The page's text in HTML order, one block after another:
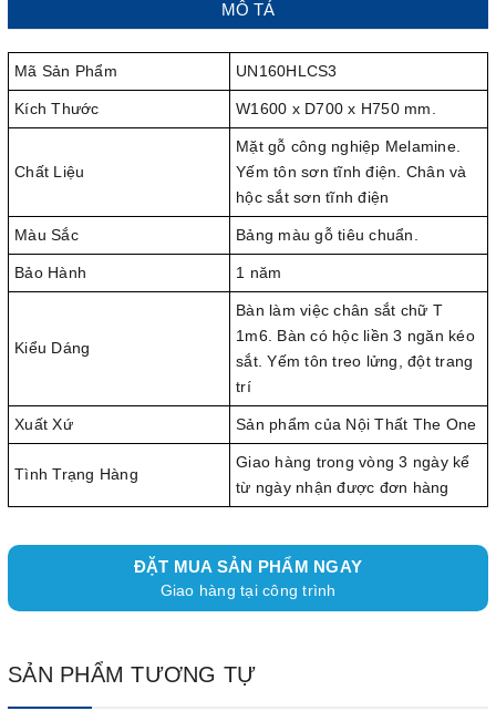
MÔ TẢ
Mã Sản Phẩm UN160HLCS3
Kích Thước W1600 x D700 x H750 mm.
Chất Liệu
Mặt gỗ công nghiệp Melamine.
Yếm tôn sơn tĩnh điện. Chân và
hộc sắt sơn tĩnh điện
Màu Sắc Bảng màu gỗ tiêu chuẩn.
Bảo Hành 1 năm
Kiểu Dáng
Bàn làm việc chân sắt chữ T
1m6. Bàn có hộc liền 3 ngăn kéo
sắt. Yếm tôn treo lửng, đột trang
trí
Xuất Xứ Sản phẩm của Nội Thất The One
Tình Trạng Hàng
Giao hàng trong vòng 3 ngày kể
từ ngày nhận được đơn hàng
ĐẶT MUA SẢN PHẨM NGAY
Giao hàng tại công trình
SẢN PHẨM TƯƠNG TỰ